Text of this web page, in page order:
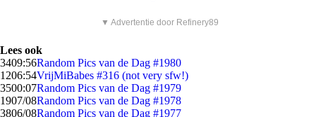
▼ Advertentie door Refinery89
Lees ook
3409:56Random Pics van de Dag #1980
1206:54VrijMiBabes #316 (not very sfw!)
3500:07Random Pics van de Dag #1979
1907/08Random Pics van de Dag #1978
3806/08Random Pics van de Dag #1977